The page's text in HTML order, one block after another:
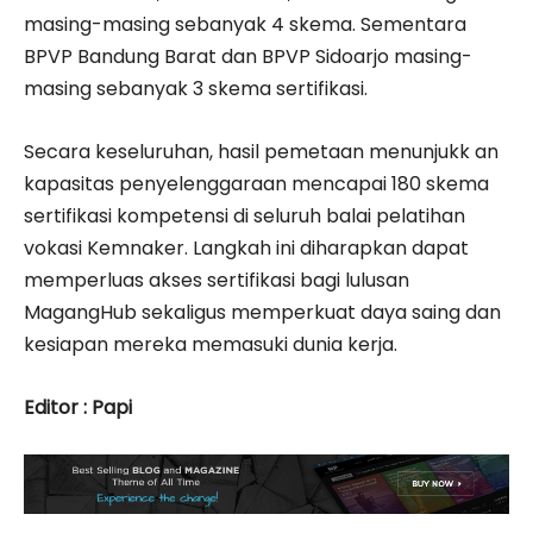
masing-masing sebanyak 4 skema. Sementara
BPVP Bandung Barat dan BPVP Sidoarjo masing-
masing sebanyak 3 skema sertifikasi.
Secara keseluruhan, hasil pemetaan menunjukk an
kapasitas penyelenggaraan mencapai 180 skema
sertifikasi kompetensi di seluruh balai pelatihan
vokasi Kemnaker. Langkah ini diharapkan dapat
memperluas akses sertifikasi bagi lulusan
MagangHub sekaligus memperkuat daya saing dan
kesiapan mereka memasuki dunia kerja.
Editor : Papi